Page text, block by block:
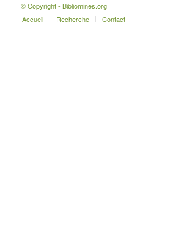
© Copyright - Bibliomines.org
Accueil
Recherche Contact